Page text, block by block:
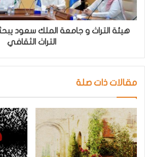
هيئة التراث و جامعة الملك سعود
التراث الثقافي
مقالات ذات صلة